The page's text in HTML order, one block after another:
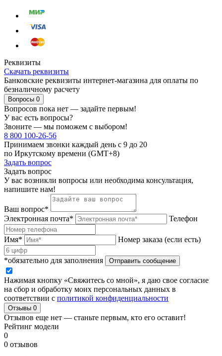
Реквизиты
Скачать реквизиты
Банковские реквизиты интернет-магазина для оплаты по
безналичному расчету
Вопросы 0
Вопросов пока нет — задайте первым!
У вас есть вопросы?
Звоните — мы поможем с выбором!
8 800 100-26-56
Принимаем звонки каждый день с 9 до 20
по Иркутскому времени (GMT+8)
Задать вопрос
Задать вопрос
У вас возникли вопросы или необходима консультация,
напишите нам!
Ваш вопрос*
Электронная почта*
Телефон
Имя* Номер заказа (если есть)
*обязательно для заполнения Отправить сообщение
Нажимая кнопку «Свяжитесь со мной», я даю свое согласие
на сбор и обработку моих персональных данных в
соответствии с политикой конфиденциальности
Отзывы 0
Отзывов еще нет — станьте первым, кто его оставит!
Рейтинг модели
0
0 отзывов